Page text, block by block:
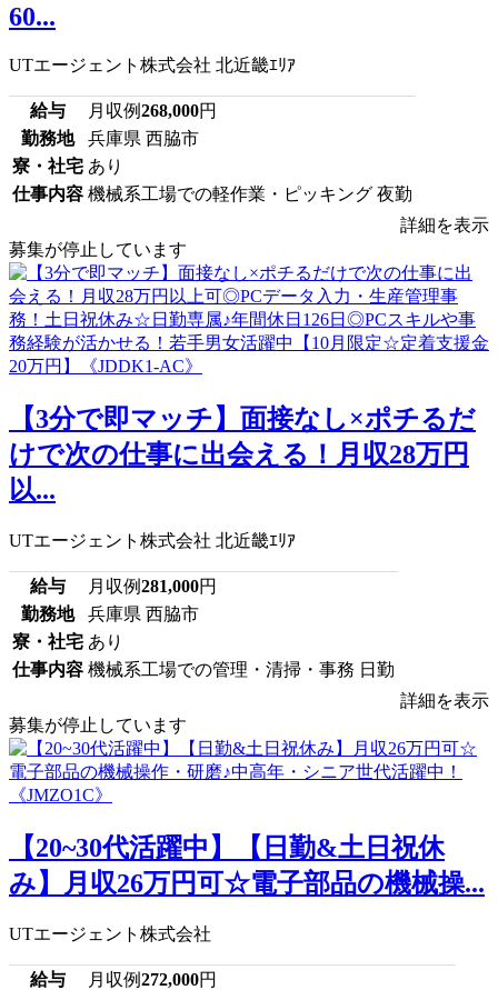
60...
UTエージェント株式会社 北近畿ｴﾘｱ
給与 月収例268,000円
勤務地
兵庫県 西脇市
寮・社宅 あり
仕事内容 機械系工場での軽作業・ピッキング 夜勤
詳細を表示
募集が停止しています
【3分で即マッチ】面接なし×ポチるだ
けで次の仕事に出会える！月収28万円
以...
UTエージェント株式会社 北近畿ｴﾘｱ
給与 月収例281,000円
勤務地
兵庫県 西脇市
寮・社宅 あり
仕事内容 機械系工場での管理・清掃・事務 日勤
詳細を表示
募集が停止しています
【20~30代活躍中】【日勤&土日祝休
み】月収26万円可☆電子部品の機械操...
UTエージェント株式会社
給与 月収例272,000円